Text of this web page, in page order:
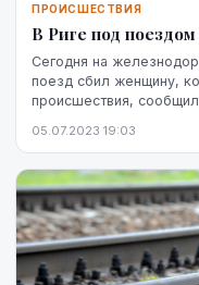
ПРОИСШЕСТВИЯ
В Риге под
Сегодня на
поезд сбил женщину,
происшествия,
05.07.2023 19:03